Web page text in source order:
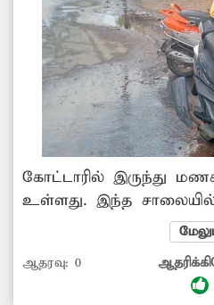
கோட்டாரில் இருந்து
உள்ளது. இந்த
மெயின்ரோடு பகுதியில்
பதிக்கப்பட்டுள்ள குடிநீர்
ஏற்பட்டு, தண்ணீர் வீணாகி
பாய்ந்தது. இதுபற்றி
ஆதரவு: 0